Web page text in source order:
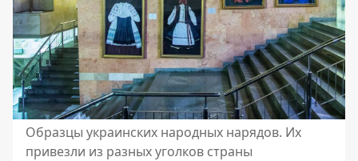
Образцы украинских народных нарядов. Их
привезли из разных уголков страны